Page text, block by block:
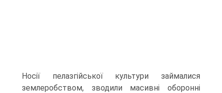
Носії пелазгійської культури займа­лися
землеробством, зводили масивні оборонні